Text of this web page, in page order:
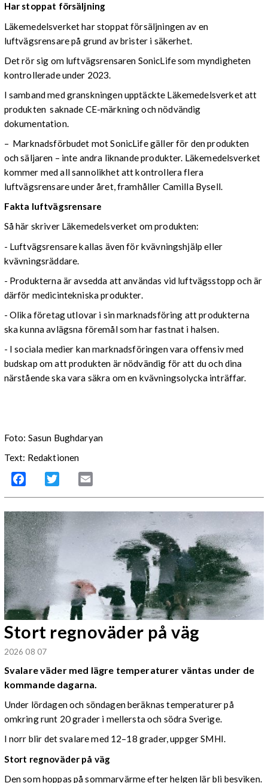
Har stoppat försäljning
Läkemedelsverket har stoppat försäljningen av en
luftvägsrensare på grund av brister i säkerhet.
Det rör sig om luftvägsrensaren SonicLife som myndigheten
kontrollerade under 2023.
I samband med granskningen upptäckte Läkemedelsverket att
produkten saknade CE-märkning och nödvändig
dokumentation.
– Marknadsförbudet mot SonicLife gäller för den produkten
och säljaren – inte andra liknande produkter. Läkemedelsverket
kommer med all sannolikhet att kontrollera flera
luftvägsrensare under året, framhåller Camilla Bysell.
Fakta luftvägsrensare
Så här skriver Läkemedelsverket om produkten:
- Luftvägsrensare kallas även för kvävningshjälp eller
kvävningsräddare.
- Produkterna är avsedda att användas vid luftvägsstopp och är
därför medicintekniska produkter.
- Olika företag utlovar i sin marknadsföring att produkterna
ska kunna avlägsna föremål som har fastnat i halsen.
- I sociala medier kan marknadsföringen vara offensiv med
budskap om att produkten är nödvändig för att du och dina
närstående ska vara säkra om en kvävningsolycka inträffar.
Foto: Sasun Bughdaryan
Text: Redaktionen
Facebook Twitter
Stort regnoväder på väg
2026 08 07
Svalare väder med lägre temperaturer väntas under de
kommande dagarna.
Under lördagen och söndagen beräknas temperaturer på
omkring runt 20 grader i mellersta och södra Sverige.
I norr blir det svalare med 12–18 grader, uppger SMHI.
Stort regnoväder på väg
Den som hoppas på sommarvärme efter helgen lär bli besviken.